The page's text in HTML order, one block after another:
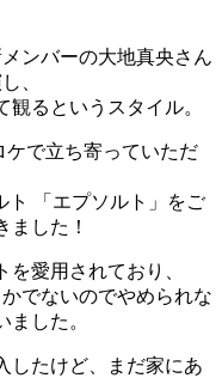
ンバーの大地真央さん
、
るというスタイル。
で立ち寄っていただ
ト 「エプソルト」をご
ました！
愛用されており、
でないのでやめられな
ました。
したけど、まだ家にあ